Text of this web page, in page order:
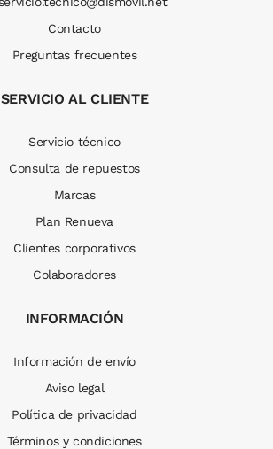
Contacto
Preguntas frecuentes
SERVICIO AL CLIENTE
Servicio técnico
Consulta de repuestos
Marcas
Plan Renueva
Clientes corporativos
Colaboradores
INFORMACIÓN
Información de envío
Aviso legal
Política de privacidad
Términos y condiciones